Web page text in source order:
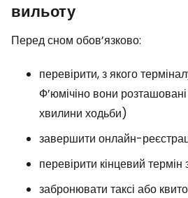
вильоту
Перед сном обов’язково:
перевірити, з якого
Ф’юмічіно вони
хвилини ходьби)
завершити онлайн-
перевірити кінцевий термін
забронювати таксі або